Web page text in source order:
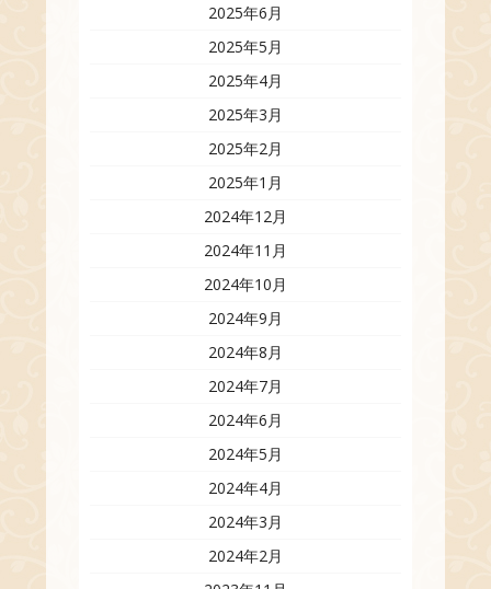
2025年6月
2025年5月
2025年4月
2025年3月
2025年2月
2025年1月
2024年12月
2024年11月
2024年10月
2024年9月
2024年8月
2024年7月
2024年6月
2024年5月
2024年4月
2024年3月
2024年2月